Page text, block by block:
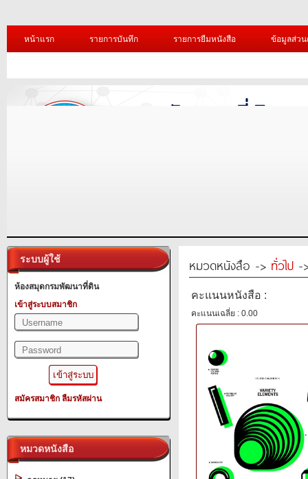
หน้าแรก รายการบันทึก รายการยืมหนังสือ ข้อมูลส่ว
ระบบผู้ใช้
ห้องสมุดกรมพัฒนาที่ดิน
เข้าสู่ระบบสมาชิก
สมัครสมาชิก ลืมรหัสผ่าน
หมวดหนังสือ
หมวดหนังสือ -> ทั่วไป -
คะแนนหนังสือ :
คะแนนเฉลี่ย : 0.00